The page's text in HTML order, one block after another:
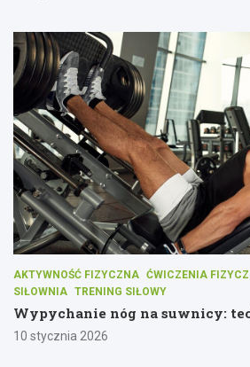
AKTYWNOŚĆ FIZYCZNA ĆWICZENIA
SIŁOWNIA TRENING SIŁOWY
Wypychanie nóg na suwnicy:
10 stycznia 2026